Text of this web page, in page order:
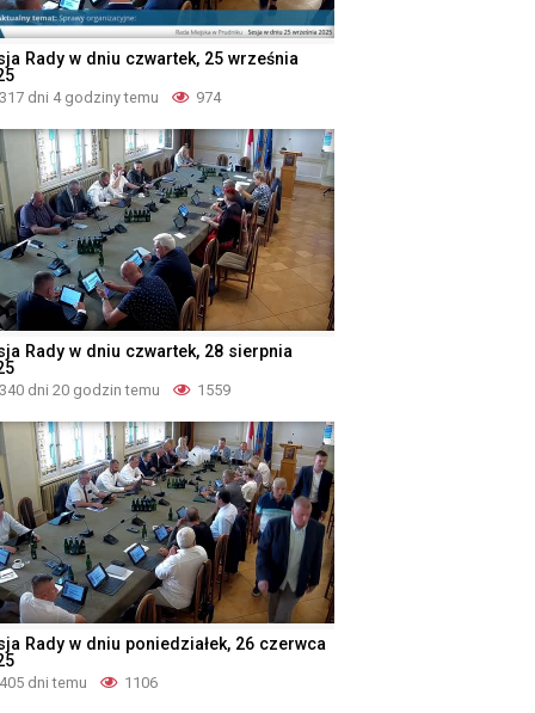
Rady w dniu czwartek, 25 września
317 dni 4 godziny temu 974
Rady w dniu czwartek, 28 sierpnia
340 dni 20 godzin temu 1559
Rady w dniu poniedziałek, 26 czerwca
405 dni temu 1106